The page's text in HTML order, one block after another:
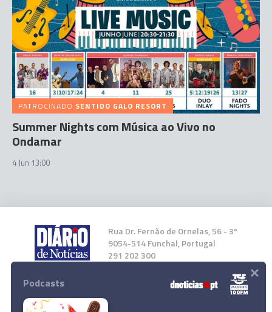
PATROCINADO SENTIDO GALO RESORT
Summer Nights com Música ao Vivo no
Ondamar
4 Jun 13:00
Rua Dr. Fernão de Ornelas, 56 - 3º
9054-514 Funchal, Portugal
291 202 300
Instale a nossa App
Podcasts ×